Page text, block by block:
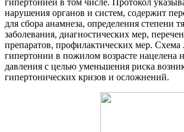
нарушения органов и систем, содержит
для сбора анамнеза, определения степени
заболевания, диагностических мер,
препаратов, профилактических мер. Схема
гипертонии в пожилом возрасте нацелена
давления с целью уменьшения риска
гипертонических кризов и осложнений.